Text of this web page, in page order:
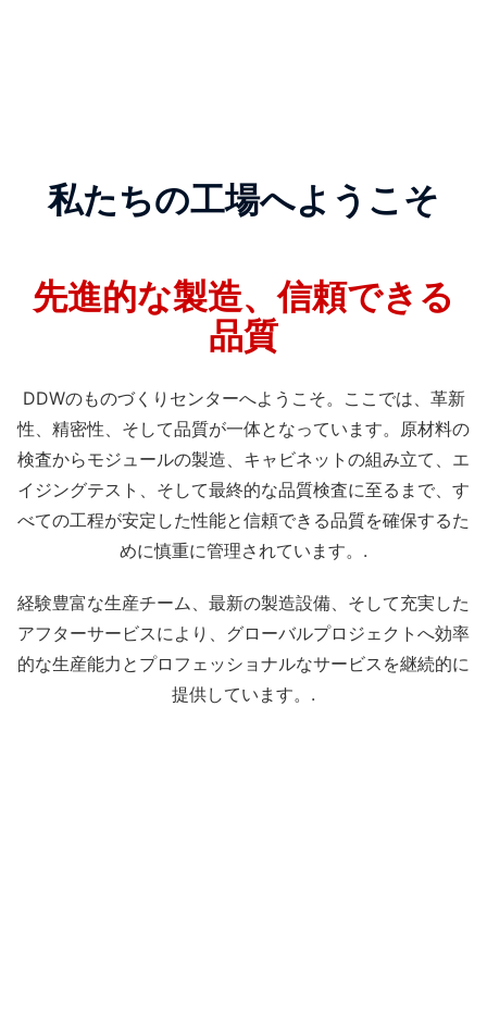
私たちの工場へようこそ
先進的な製造、信頼できる
品質
DDWのものづくりセンターへようこそ。ここでは、革新
性、精密性、そして品質が一体となっています。原材料の
検査からモジュールの製造、キャビネットの組み立て、エ
イジングテスト、そして最終的な品質検査に至るまで、す
べての工程が安定した性能と信頼できる品質を確保するた
めに慎重に管理されています。.
経験豊富な生産チーム、最新の製造設備、そして充実した
アフターサービスにより、グローバルプロジェクトへ効率
的な生産能力とプロフェッショナルなサービスを継続的に
提供しています。.